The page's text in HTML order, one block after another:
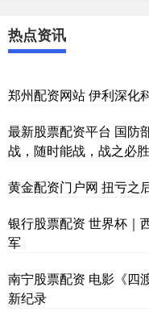
热点资讯
郑州配资网站 伊利深化
最新股票配资平台 国防
战，随时能战，战之必
黄金配资门户网 扭亏之
银行股票配资 世界杯｜
军
南宁股票配资 电影《四
新纪录